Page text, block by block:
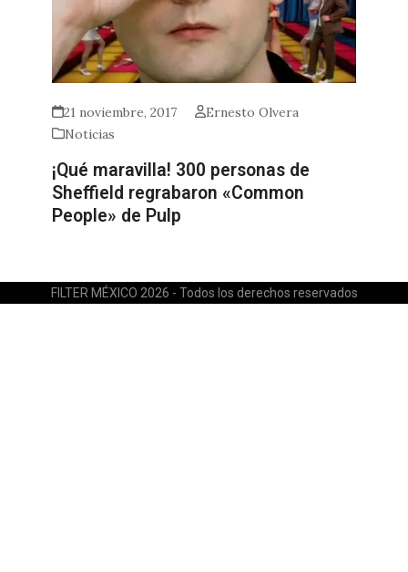
21 noviembre, 2017
Ernesto Olvera
Noticias
¡Qué maravilla! 300 personas de
Sheffield regrabaron «Common
People» de Pulp
FILTER MÉXICO 2026 - Todos los derechos reservados